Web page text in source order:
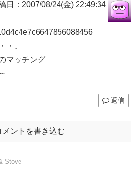
日：2007/08/24(金) 22:49:34
・。
マッチング
返信
メントを書き込む
Stove